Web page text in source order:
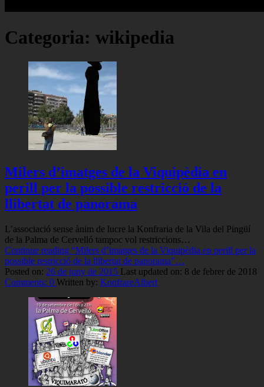
Categoria: wikipedia
Milers d’imatges de la Viquipèdia en
perill per la possible restricció de la
llibertat de panorama
L’associació sense ànim de lucre la Konfraria de la Vila del Pingüí
de la Palma de Cervelló tampoc vol restriccions…
Continue reading “Milers d’imatges de la Viquipèdia en perill per la
possible restricció de la llibertat de panorama”…
Posted on: 26 de juny de 2015 Last updated on: 8 de febrer de 2018
Comments: 0 Written by: KonfrareAlbert